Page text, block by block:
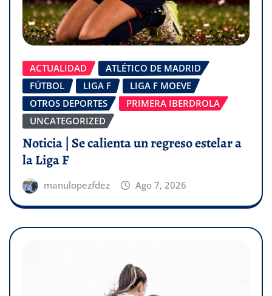
ACTUALIDAD
ATLÉTICO DE MADRID
FÚTBOL
LIGA F
LIGA F MOEVE
OTROS DEPORTES
PRIMERA IBERDROLA
UNCATEGORIZED
Noticia | Se calienta un regreso estelar a
la Liga F
manulopezfdez Ago 7, 2026